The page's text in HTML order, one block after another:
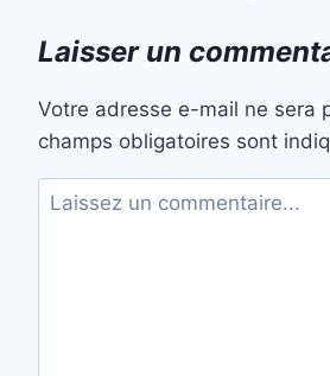
Laisser un
Votre adresse e-mail ne sera
champs obligatoires sont